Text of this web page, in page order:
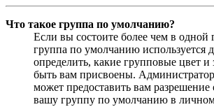
Что такое группа по умолчанию?
Если вы состоите более чем в одной
группа по умолчанию используется
определить, какие групповые цвет
быть вам присвоены.
может предоставить вам разрешение
вашу группу по умолчанию в личном